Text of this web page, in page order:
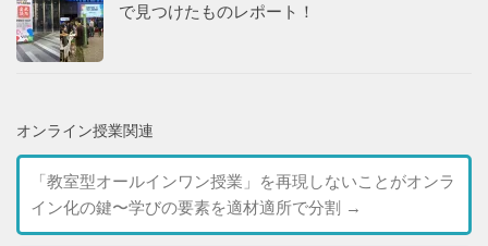
で見つけたものレポート！
オンライン授業関連
「教室型オールインワン授業」を再現しないことがオンラ
イン化の鍵〜学びの要素を適材適所で分割 →